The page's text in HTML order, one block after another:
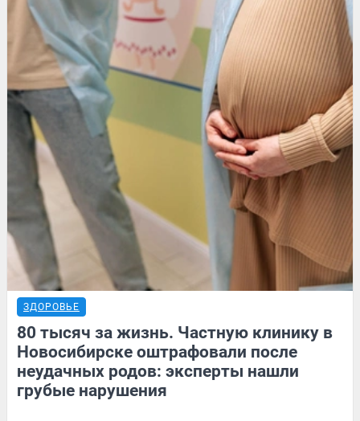
ЗДОРОВЬЕ
80 тысяч за жизнь. Частную клинику в
Новосибирске оштрафовали после
неудачных родов: эксперты нашли
грубые нарушения